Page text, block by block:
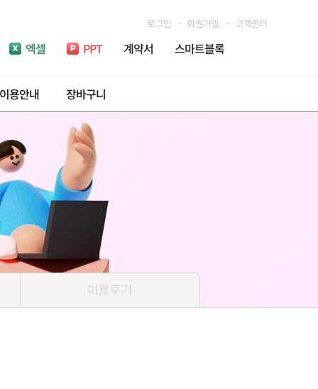
엑셀 PPT 계약서 스마트블록
로그인 회원가입 고객센터
이용안내 장바구니
이용후기